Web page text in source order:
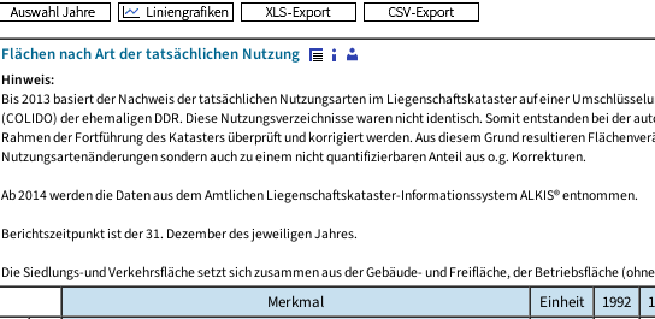
Flächen nach Art der tatsächlichen Nutzung
Hinweis:
Bis 2013 basiert der Nachweis der tatsächlichen Nutzungsarten im Liegenschaftskataster auf einer
(COLIDO) der ehemaligen DDR. Diese Nutzungsverzeichnisse waren nicht identisch. Somit entstanden bei der
Rahmen der Fortführung des Katasters überprüft und korrigiert werden. Aus diesem Grund resultieren
Nutzungsartenänderungen sondern auch zu einem nicht quantifizierbaren Anteil aus o.g. Korrekturen.
Ab 2014 werden die Daten aus dem Amtlichen Liegenschaftskataster-Informationssystem ALKIS® entnommen.
Berichtszeitpunkt ist der 31. Dezember des jeweiligen Jahres.
Die Siedlungs-und Verkehrsfläche setzt sich zusammen aus der Gebäude- und Freifläche, der Betriebsfläche
Merkmal Einheit 1992